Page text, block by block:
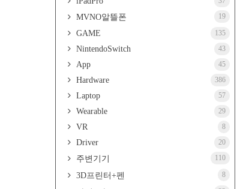
MVNO알뜰폰 19
GAME 135
NintendoSwitch 43
App 45
Hardware 386
Laptop 57
Wearable 29
VR 8
Driver 20
주변기기 110
3D프린터+펜 8